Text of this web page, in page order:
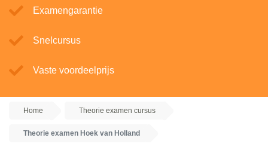
Examengarantie
Snelcursus
Vaste voordeelprijs
Home Theorie examen cursus
Theorie examen Hoek van Holland